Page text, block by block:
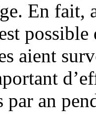
En fait,
possible
aient
an